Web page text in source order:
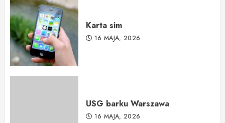
Karta sim
16 MAJA, 2026
USG barku Warszawa
16 MAJA, 2026